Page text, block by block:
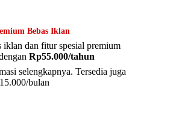
Bebas Iklan
iklan dan fitur spesial premium
Rp55.000/tahun
selengkapnya. Tersedia juga
bulan